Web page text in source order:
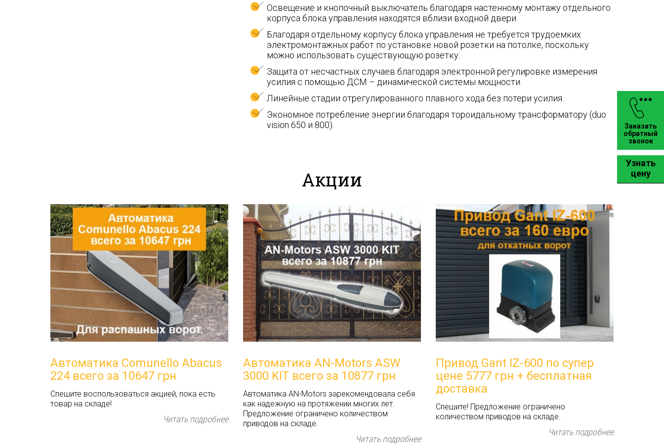
Освещение и кнопочный выключатель благодаря настенному монтажу отдельного
корпуса блока управления находятся вблизи входной двери.
Благодаря отдельному корпусу блока управления не требуется трудоемких
электромонтажных работ по установке новой розетки на потолке, поскольку
можно использовать существующую розетку.
Защита от несчастных случаев благодаря электронной регулировке измерения
усилия с помощью ДСМ – динамической системы мощности.
Линейные стадии отрегулированного плавного хода без потери усилия.
Экономное потребление энергии благодаря тороидальному трансформатору (duo
vision 650 и 800).
Акции
Автоматика Comunello Abacus
224 всего за 10647 грн
Спешите воспользоваться акцией, пока есть
товар на складе!
Читать подробнее
Автоматика AN-Motors ASW
3000 KIT всего за 10877 грн
Автоматика AN-Motors зарекомендовала себя
как надежную на протяжении многих лет.
Предложение ограничено количеством
приводов на складе.
Читать подробнее
Привод Gant IZ-600 по супер
цене 5777 грн + бесплатная
доставка
Спешите! Предложение ограничено
количеством приводов на складе.
Читать подробнее
Узнать
цену
Заказать
обратный
звонок